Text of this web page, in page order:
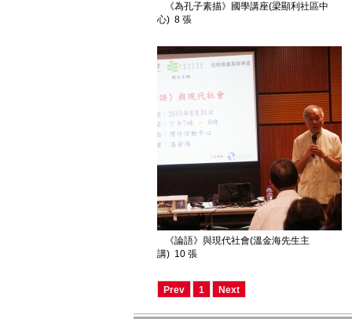
《為孔子素描》國學講座(梁顯利社區中
心) 8 張
《論語》與現代社會(溫金海先生主
講) 10 張
Prev 1 Next